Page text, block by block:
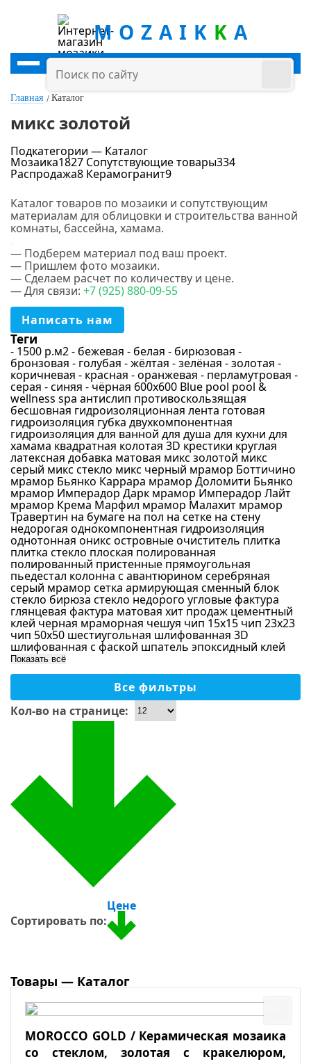
MOZAIK K A
Главная Каталог
микс золотой
руб. - руб.
Цвет
Белый
Синий
Голубой
Серый
Бирюзовый
Перламутровый
Зеленый
Золотой
Светло-серый
Черный
Красный
Желтый
Оранжевый
Фиолетовый
Сиреневый
Коричневый
Бронзовый
Малахитовый
Однотонный
Материал
Стекло
Керамика
Стекломасса
Камень
Керамогранит
Ракушка
Зеркало
Стекло-камень
Дерево
Форма чипа
Размер чипа
Применение
Душевая
На стены, колоны
Кухня
Столешницы
Для улицы
Тип камня
Мрамор
Сланец
Крема Марфил
Подкатегории — Каталог
Мозаика1827 Сопутствующие товары334
Распродажа8 Керамогранит9
Каталог товаров по мозаики и сопутствующим
материалам для облицовки и строительства ванной
комнаты, бассейна, хамама.
— Подберем материал под ваш проект.
— Пришлем фото мозаики.
— Сделаем расчет по количеству и цене.
— Для связи: +7 (925) 880-09-55
Написать нам
Теги
- 1500 р.м2- бежевая - белая - бирюзовая -
бронзовая - голубая - жёлтая - зелёная - золотая -
коричневая - красная - оранжевая - перламутровая -
серая - синяя - чёрная 600х600 Blue pool pool &
wellness spa антислип противоскользящая
бесшовная гидроизоляционная лента готовая
гидроизоляция губка двухкомпонентная
гидроизоляция для ванной для душа для кухни для
хамама квадратная колотая 3D крестики круглая
латексная добавка матовая микс золотой микс
серый микс стекло микс черный мрамор Боттичино
мрамор Бьянко Каррара мрамор Доломити Бьянко
мрамор Имперадор Дарк мрамор Имперадор Лайт
мрамор Крема Марфил мрамор Малахит мрамор
Травертин на бумаге на пол на сетке на стену
недорогая однокомпонентная гидроизоляция
однотонная оникс островныеочиститель плитка
плитка стекло плоская полированная
полированный пристенные прямоугольная
пьедестал колонна с авантюриномсеребряная
серый мрамор сетка армирующая сменный блок
стекло бирюза стекло недорого угловыефактура
глянцевая фактура матовая хит продаж цементный
клей черная мраморная чешуя чип 15х15 чип 23х23
чип 50х50 шестиугольная шлифованная 3D
шлифованная с фаской шпатель эпоксидный клей
Показать всё
Все фильтры
Кол-во на странице:
Сортировать по:
Цене
Товары — Каталог
MOROCCO GOLD / Керамическая мозаика
со стеклом, золотая с кракелюром,